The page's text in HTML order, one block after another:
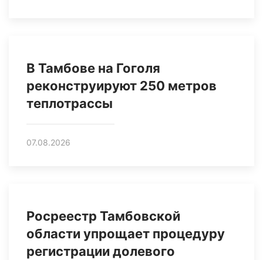
В Тамбове на Гоголя
реконструируют 250 метров
теплотрассы
07.08.2026
Росреестр Тамбовской
области упрощает процедуру
регистрации долевого